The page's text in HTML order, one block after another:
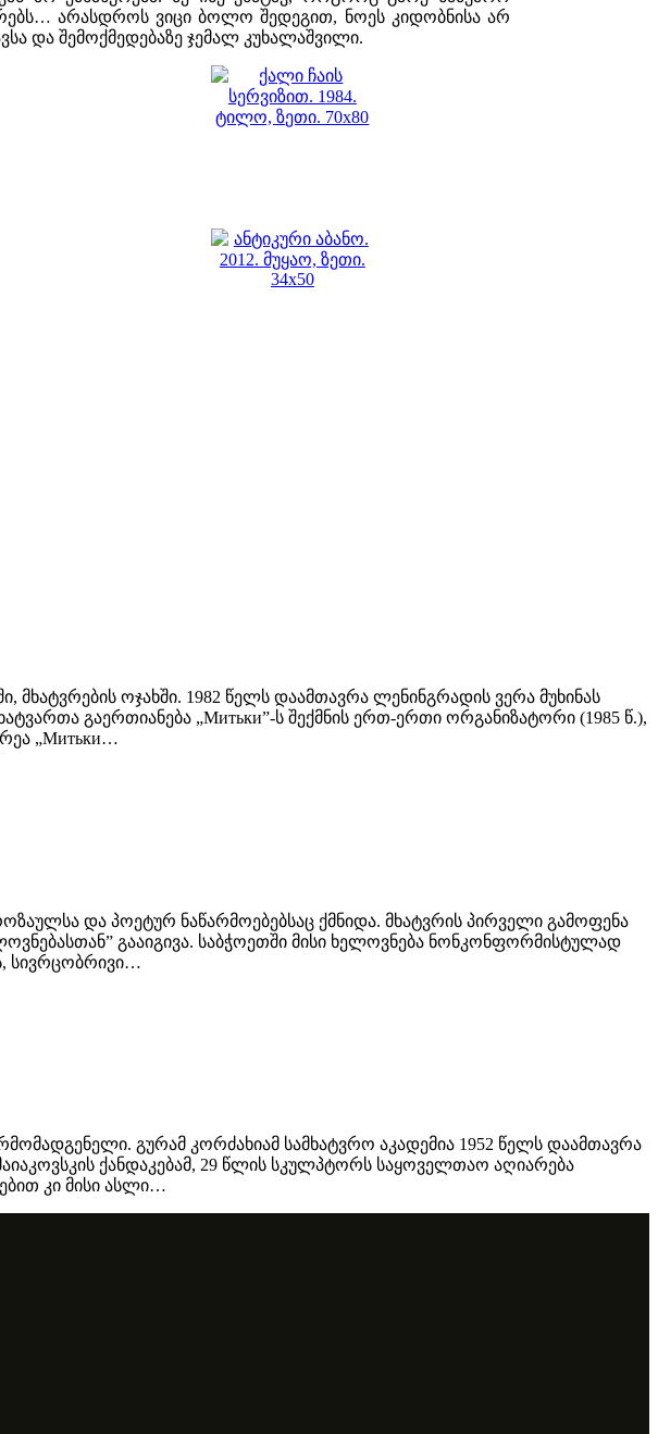
არასდროს ვიცი ბოლო შედეგით, ნოეს კიდობნისა არ
და შემოქმედებაზე ჯემალ კუხალაშვილი.
ოჯახში. 1982 წელს დაამთავრა ლენინგრადის ვერა მუხინას
გაერთიანება „Митьки”-ს შექმნის ერთ-ერთი ორგანიზატორი (1985 წ.),
„Митьки…
და პოეტურ ნაწარმოებებსაც ქმნიდა. მხატვრის პირველი გამოფენა
გააიგივა. საბჭოეთში მისი ხელოვნება ნონკონფორმისტულად
სივრცობრივი…
გურამ კორძახიამ სამხატვრო აკადემია 1952 წელს დაამთავრა
ქანდაკებამ, 29 წლის სკულპტორს საყოველთაო აღიარება
კი მისი ასლი…